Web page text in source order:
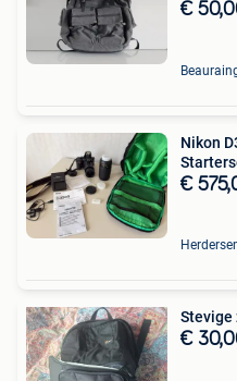
€
Nikon
€
Stevige
€